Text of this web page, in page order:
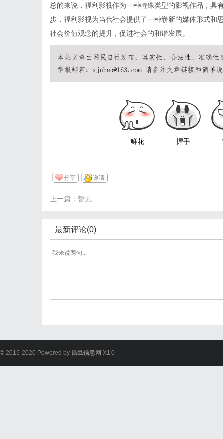
总的来说，福利影视作为一种特殊类型的影视作品，具
步，福利影视为当代社会提供了一种崭新的媒体形式和
社会价值观念的提升，促进社会的和谐发展。
鲜花 握手
分享 邀请
上一篇：暂无
最新评论(0)
© 2015-2020 Powered by 昌邑信息网 X1.0